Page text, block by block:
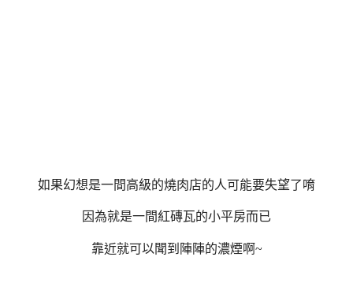
如果幻想是一間高級的燒肉店的人可能要失望了唷
因為就是一間紅磚瓦的小平房而已
靠近就可以聞到陣陣的濃煙啊~